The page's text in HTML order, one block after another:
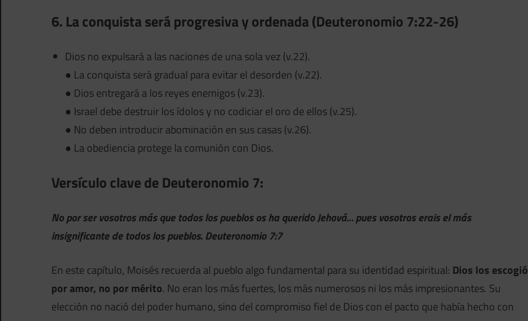
6. La conquista será progresiva y ordenada (Deuteronomio 7:22-26)
Dios no expulsará a las naciones de una sola vez (v.22).
● La conquista será gradual para evitar el desorden (v.22).
● Dios entregará a los reyes enemigos (v.23).
● Israel debe destruir los ídolos y no codiciar el oro de ellos (v.25).
● No deben introducir abominación en sus casas (v.26).
● La obediencia protege la comunión con Dios.
Versículo clave de Deuteronomio 7:
No por ser vosotros más que todos los pueblos os ha querido Jehová… pues vosotros erais el más
insignificante de todos los pueblos. Deuteronomio 7:7
En este capítulo, Moisés recuerda al pueblo algo fundamental para su identidad espiritual: Dios los escogió
por amor, no por mérito. No eran los más fuertes, los más numerosos ni los más impresionantes. Su
elección no nació del poder humano, sino del compromiso fiel de Dios con el pacto que había hecho con